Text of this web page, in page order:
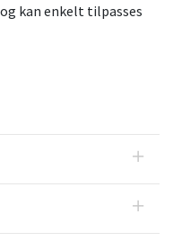
kan enkelt tilpasses